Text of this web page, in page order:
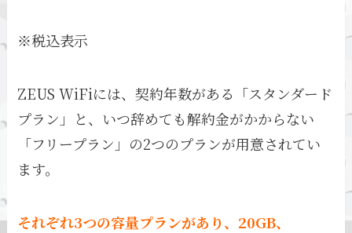
※税込表示
ZEUS WiFiには、契約年数がある「スタンダード
プラン」と、いつ辞めても解約金がかからない
「フリープラン」の2つのプランが用意されてい
ます。
それぞれ3つの容量プランがあり、20GB、